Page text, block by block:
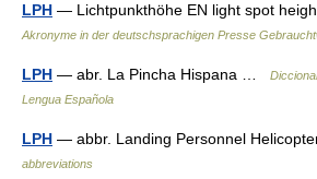
LPH — Lichtpunkthöhe EN light spot
Akronyme in der deutschsprachigen Presse
LPH — abr. La Pincha Hispana …
Lengua Española
LPH — abbr. Landing Personnel
abbreviations